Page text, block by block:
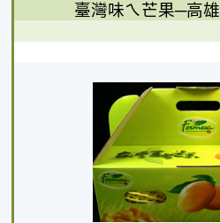
臺灣味ㄟ芒果─高雄